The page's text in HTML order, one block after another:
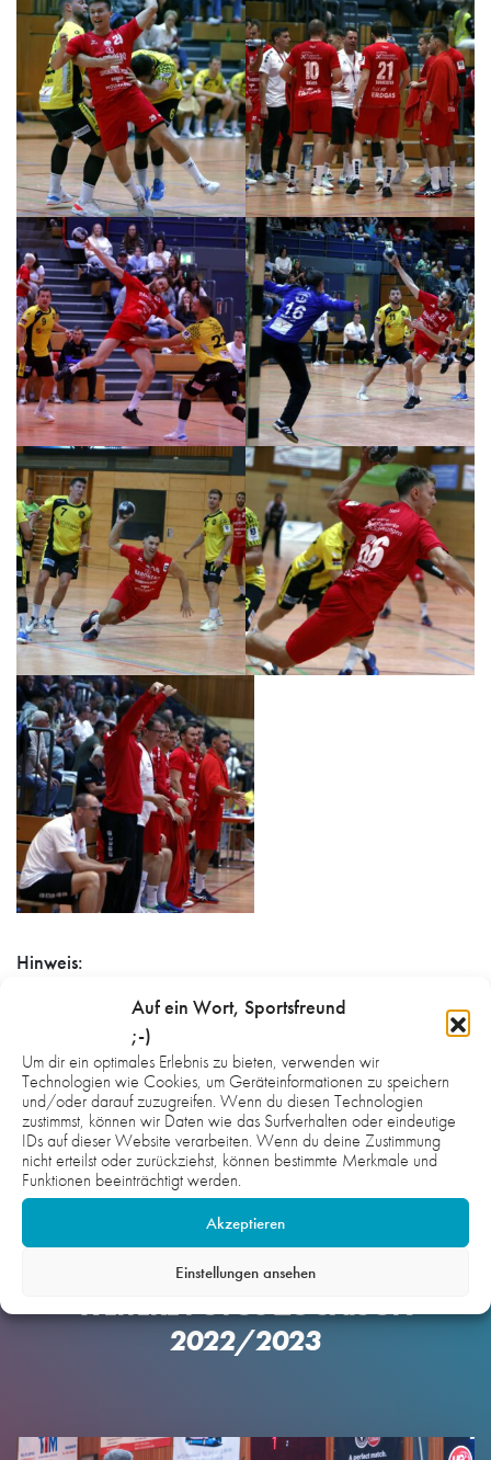
Auf ein Wort, Sportsfreund
;-)
Um dir ein optimales Erlebnis zu bieten, verwenden wir
Technologien wie Cookies, um Geräteinformationen zu speichern
und/oder darauf zuzugreifen. Wenn du diesen Technologien
zustimmst, können wir Daten wie das Surfverhalten oder eindeutige
IDs auf dieser Website verarbeiten. Wenn du deine Zustimmung
nicht erteilst oder zurückziehst, können bestimmte Merkmale und
Funktionen beeinträchtigt werden.
Akzeptieren
Einstellungen ansehen
Hinweis:
geschützt und nicht zur honorarfreien Übernahme
freigegeben. Wenn Sie Interesse und Bedarf an Fotomaterial
haben, setzen Sie sich gerne mit uns in Verbindung. Wir
unterstützen gerne und stellen bei Bedarf einen Kontakt zum
Fotografen/zur Fotografin her.
WEITERE FOTOS ZU SAISON
2022/2023